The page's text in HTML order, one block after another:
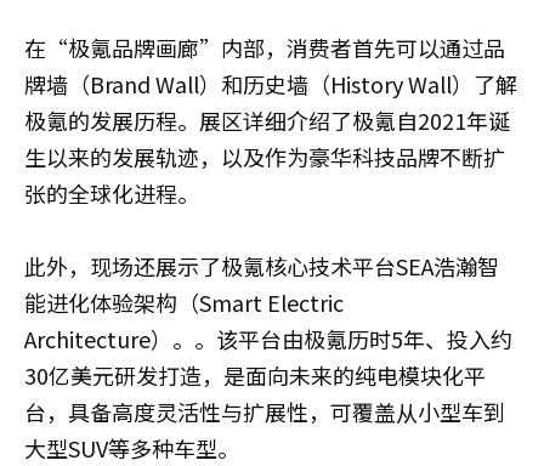
在“极氪品牌画廊”内部，消费者首先可以通过品
牌墙（Brand Wall）和历史墙（History Wall）了解
极氪的发展历程。展区详细介绍了极氪自2021年诞
生以来的发展轨迹，以及作为豪华科技品牌不断扩
张的全球化进程。
此外，现场还展示了极氪核心技术平台SEA浩瀚智
能进化体验架构‌（Smart Electric
Architecture）。。该平台由极氪历时5年、投入约
30亿美元研发打造，是面向未来的纯电模块化平
台，具备高度灵活性与扩展性，可覆盖从小型车到
大型SUV等多种车型。